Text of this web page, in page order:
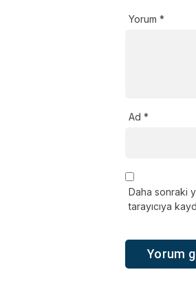
Yorum *
Ad *
Daha sonraki
tarayıcıya